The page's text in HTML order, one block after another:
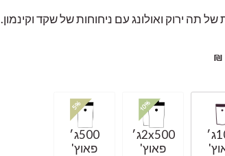
תה ירוק ואולונג עם ניחוחות של שקד וקינמון.
2x500ג׳
פאוץ'
500ג׳
פאוץ'